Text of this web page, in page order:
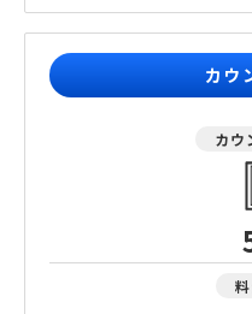
カウ
カウ